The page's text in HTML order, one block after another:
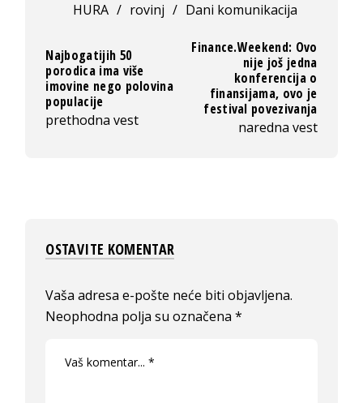
HURA / rovinj / Dani komunikacija
Najbogatijih 50
porodica ima više
imovine nego polovina
populacije
prethodna vest
Finance.Weekend: Ovo
nije još jedna
konferencija o
finansijama, ovo je
festival povezivanja
naredna vest
OSTAVITE KOMENTAR
Vaša adresa e-pošte neće biti objavljena.
Neophodna polja su označena*